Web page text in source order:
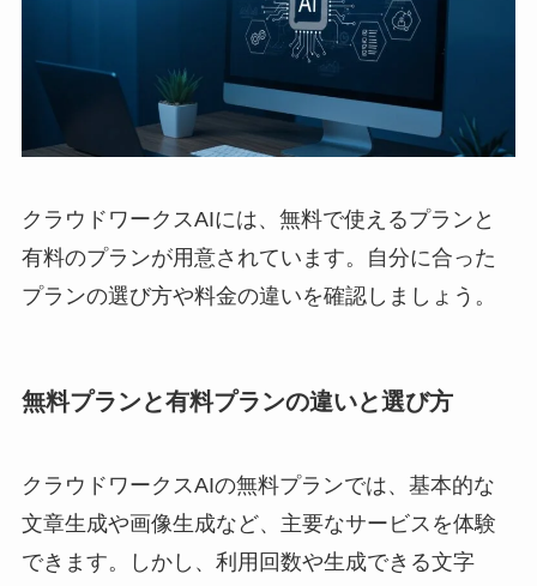
クラウドワークスAIには、無料で使えるプランと
有料のプランが用意されています。自分に合った
プランの選び方や料金の違いを確認しましょう。
無料プランと有料プランの違いと選び方
クラウドワークスAIの無料プランでは、基本的な
文章生成や画像生成など、主要なサービスを体験
できます。しかし、利用回数や生成できる文字